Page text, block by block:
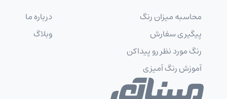
محاسبه میزان رنگ
پیگیری سفارش
رنگ مورد نظر رو پیداکن
آموزش رنگ آمیزی
درباره ما
وبلاگ